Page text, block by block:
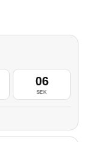
06
SEK